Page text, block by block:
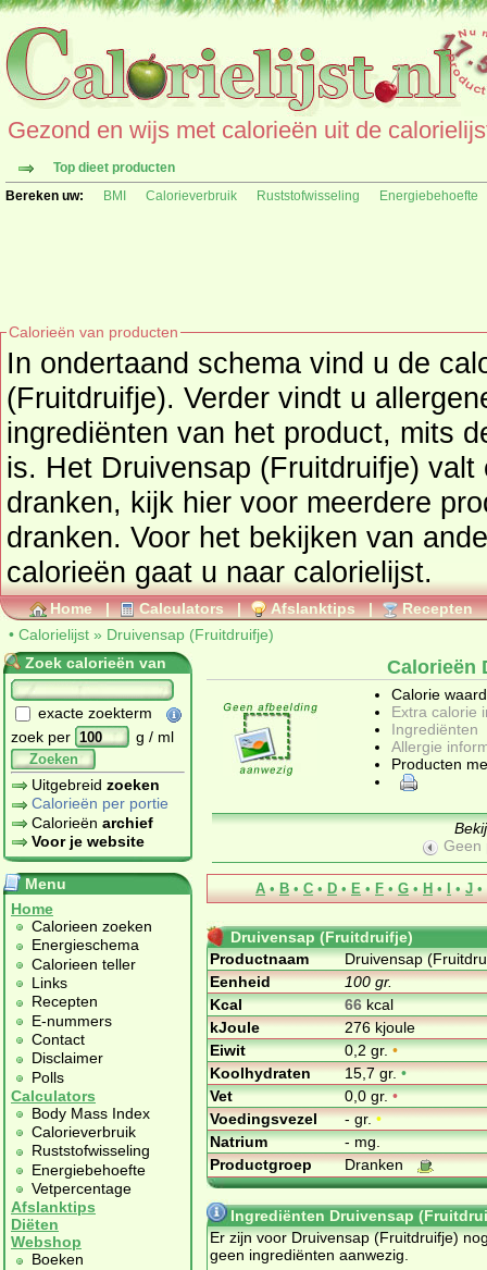
Gezond en wijs met calorieën uit de
Top dieet producten
Bereken uw:
BMI Calorieverbruik Ruststofwisseling Energiebehoefte
Calorieën van producten
In ondertaand schema vind u de
(Fruitdruifje). Verder vindt u
ingrediënten van het product, mits deze informatie beschikbaar
is. Het Druivensap (Fruitdruifje) valt
dranken, kijk hier voor meerdere
dranken. Voor het bekijken van
calorieën gaat u naar calorielijst.
Home | Calculators | Afslanktips | Recepten
• Calorielijst » Druivensap (Fruitdruifje)
Zoek calorieën van
exacte zoekterm
zoek per
g / ml
Zoeken
Uitgebreid zoeken
Calorieën per portie
Calorieën archief
Voor je website
Menu
Home
Calorieen zoeken
Energieschema
Calorieen teller
Links
Recepten
E-nummers
Contact
Disclaimer
Polls
Calculators
Body Mass Index
Calorieverbruik
Ruststofwisseling
Energiebehoefte
Vetpercentage
Afslanktips
Diëten
Webshop
Boeken
Calorieën
Calorie
Extra calorie
Ingrediënten
Allergie
Producten
Geen
A • B • C • D • E • F • G • H • I • J •
Druivensap (Fruitdruifje)
Productnaam
Druivensap
Eenheid
100 gr.
Kcal
66kcal
kJoule
276 kjoule
Eiwit
0,2 gr.•
Koolhydraten
15,7 gr.•
Vet
0,0 gr.•
Voedingsvezel
- gr.•
Natrium
- mg.
Productgroep
Dranken
Ingrediënten Druivensap
Er zijn voor Druivensap (Fruitdruifje)
geen ingrediënten aanwezig.